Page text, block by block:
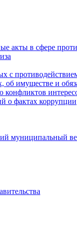
акты в сфере
с
об имуществе и
о фактах коррупции
муниципальный